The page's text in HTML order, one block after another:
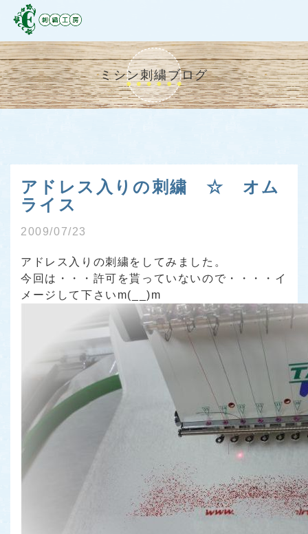
ミシン刺繍ブログ
アドレス入りの刺繍 ☆ オム
ライス
2009/07/23
アドレス入りの刺繍をしてみました。
今回は・・・許可を貰っていないので・・・・イ
メージして下さいm(__)m